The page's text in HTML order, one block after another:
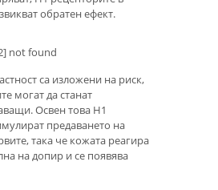
обратен ефект.
not found
са изложени на риск,
могат да станат
Освен това Н1
предаването на
така че кожата реагира
на допир и се появява